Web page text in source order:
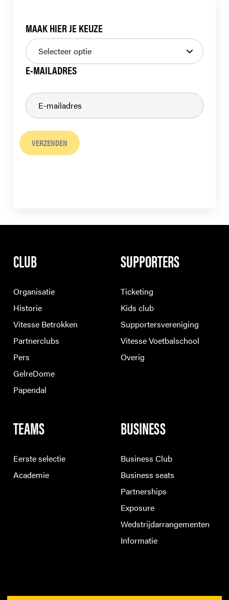
MAAK HIER JE KEUZE
E-MAILADRES
VERZENDEN
CLUB
Organisatie
Historie
Vitesse Betrokken
Partnerclubs
Pers
GelreDome
Papendal
SUPPORTERS
Ticketing
Kids club
Supportersvereniging
Vitesse Voetbalschool
Overig
TEAMS
Eerste selectie
Academie
BUSINESS
Business Club
Business seats
Partnerships
Exposure
Wedstrijdarrangementen
Informatie